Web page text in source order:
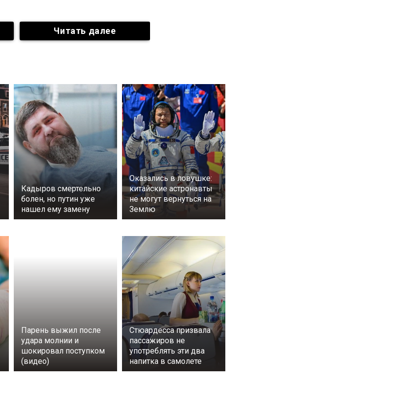
Читать далее
Кадыров смертельно
болен, но путин уже
нашел ему замену
Оказались в ловушке:
китайские астронавты
не могут вернуться на
Землю
Парень выжил после
удара молнии и
шокировал поступком
(видео)
Стюардесса призвала
пассажиров не
употреблять эти два
напитка в самолете